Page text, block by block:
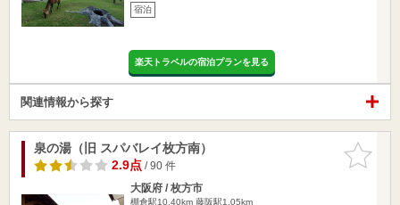
宿泊
楽天トラベルの宿泊プランを見る
関連情報から探す
お気に入
りに追加
泉の湯（旧 スパバレイ枚方南）
2.9点/ 90 件
大阪府 / 枚方市
棚倉駅10.40km 藤阪駅1.05km